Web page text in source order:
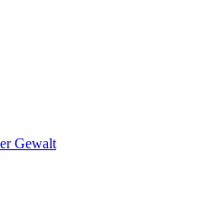
Gewalt